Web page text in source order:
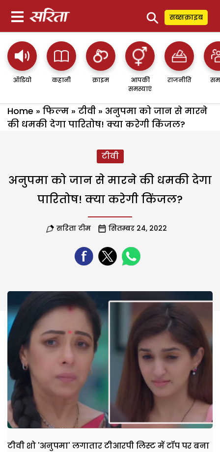
⚲ सब्सक्राइब
ऑडियो कहानी क्राइम
आपकी
समस्याएं
राजनीति
Home » फिल्म » टीवी » अनुपमा को जान से मारने
की धमकी देगा पारितोष! क्या करेगी किंजल?
टीवी
अनुपमा को जान से मारने की धमकी देगा
पारितोष! क्या करेगी किंजल?
सरिता टीम सितम्बर 24, 2022
टीवी शो 'अनुपमा' लगातार टीआरपी लिस्ट में टॉप पर बना